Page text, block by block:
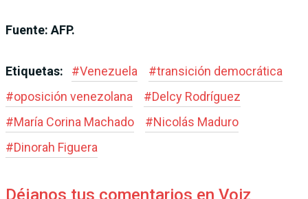
Fuente: AFP.
Etiquetas: #Venezuela #transición democrática
#oposición venezolana #Delcy Rodríguez
#María Corina Machado #Nicolás Maduro
#Dinorah Figuera
Déjanos tus comentarios en Voiz